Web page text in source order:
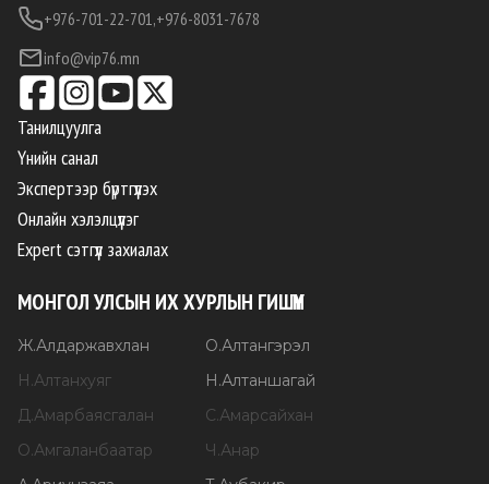
+976-701-22-701,+976-8031-7678
info@vip76.mn
Танилцуулга
Үнийн санал
Экспертээр бүртгүүлэх
Онлайн хэлэлцүүлэг
Expert сэтгүүл захиалах
МОНГОЛ УЛСЫН ИХ ХУРЛЫН ГИШҮҮН
Ж.Алдаржавхлан О.Алтангэрэл
Н.Алтанхуяг Н.Алтаншагай
Д.Амарбаясгалан С.Амарсайхан
О.Амгаланбаатар Ч.Анар